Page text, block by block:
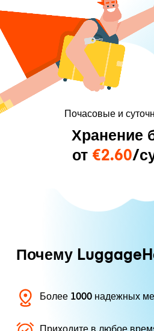
Почасовые и
Хранение
от €2.60/
Почему
Более 1000 надежных
Приходите в любое